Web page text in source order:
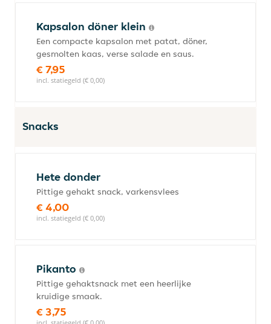
Kapsalon döner klein
Een compacte kapsalon met patat, döner,
gesmolten kaas, verse salade en saus.
€ 7,95
incl. statiegeld (€ 0,00)
Snacks
Hete donder
Pittige gehakt snack, varkensvlees
€ 4,00
incl. statiegeld (€ 0,00)
Pikanto
Pittige gehaktsnack met een heerlijke
kruidige smaak.
€ 3,75